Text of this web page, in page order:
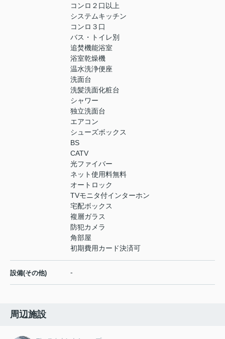
コンロ２口以上
システムキッチン
コンロ３口
バス・トイレ別
追焚機能浴室
浴室乾燥機
温水洗浄便座
洗面台
洗髪洗面化粧台
シャワー
独立洗面台
エアコン
シューズボックス
BS
CATV
光ファイバー
ネット使用料無料
オートロック
TVモニタ付インターホン
宅配ボックス
複層ガラス
防犯カメラ
角部屋
初期費用カード決済可
設備(その他) -
周辺施設